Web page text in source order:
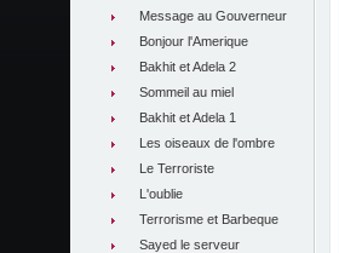
Message au Gouverneur
Bonjour l'Amerique
Bakhit et Adela 2
Sommeil au miel
Bakhit et Adela 1
Les oiseaux de l'ombre
Le Terroriste
L'oublie
Terrorisme et Barbeque
Sayed le serveur